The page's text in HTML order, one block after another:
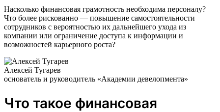
Насколько финансовая грамотность необходима персоналу?
Что более рискованно — повышение самостоятельности
сотрудников с вероятностью их дальнейшего ухода из
компании или ограничение доступа к информации и
возможностей карьерного роста?
Алексей Тугарев
основатель и руководитель «Академии девелопмента»
Что такое финансовая